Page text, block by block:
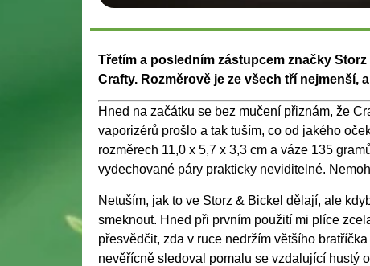
Třetím a posledním zástupcem značky
Crafty. Rozměrově je ze všech tří nejmenší,
Hned na začátku se bez mučení přiznám, že
vaporizérů prošlo a tak tuším, co od jakého
rozměrech 11,0 x 5,7 x 3,3 cm a váze 135
vydechované páry prakticky neviditelné.
Netuším, jak to ve Storz & Bickel dělají, ale
smeknout. Hned při prvním použití mi plíce
přesvědčit, zda v ruce nedržím většího
nevěřícně sledoval pomalu se vzdalující hustý